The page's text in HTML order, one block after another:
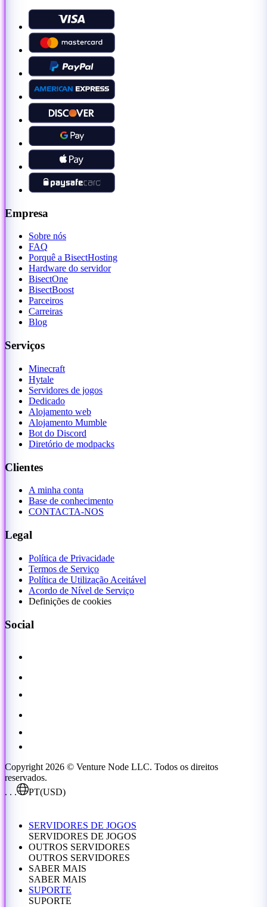
Empresa
Sobre nós
FAQ
Porquê a BisectHosting
Hardware do servidor
BisectOne
BisectBoost
Parceiros
Carreiras
Blog
Serviços
Minecraft
Hytale
Servidores de jogos
Dedicado
Alojamento web
Alojamento Mumble
Bot do Discord
Diretório de modpacks
Clientes
A minha conta
Base de conhecimento
CONTACTA-NOS
Legal
Política de Privacidade
Termos de Serviço
Política de Utilização Aceitável
Acordo de Nível de Serviço
Definições de cookies
Social
Copyright 2026 © Venture Node LLC. Todos os direitos
reservados.
. . .
PT(USD)
SERVIDORES DE JOGOS
SERVIDORES DE JOGOS
OUTROS SERVIDORES
OUTROS SERVIDORES
SABER MAIS
SABER MAIS
SUPORTE
SUPORTE